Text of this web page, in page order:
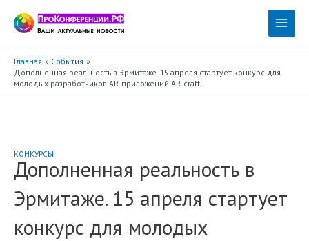
содержимому
Main
Главная
События
Дополненная реальность в Эрмитаже. 15 апреля стартует конкурс для
молодых разработчиков AR-приложений AR-craft!
КОНКУРСЫ
Дополненная реальность в
Эрмитаже. 15 апреля стартует
конкурс для молодых